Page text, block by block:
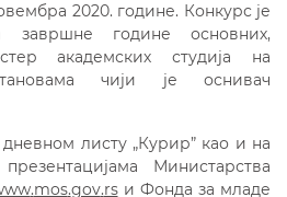
2020. године. Конкурс је
завршне године основних,
академских студија на
чији је оснивач
листу „Курир” као и на
Министарства
.mos.gov.rsи Фонда за младе